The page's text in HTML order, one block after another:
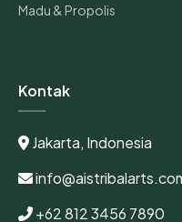
Madu & Propolis
Kontak
Jakarta, Indonesia
+62 812 3456 7890